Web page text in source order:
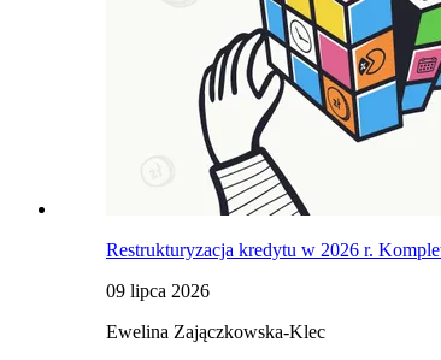
Restrukturyzacja kredytu w 2026 r.
09 lipca 2026
Ewelina Zajączkowska-Klec